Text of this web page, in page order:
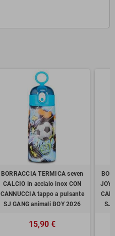
BORRACCIA TERMICA seven
CALCIO in acciaio inox CON
CANNUCCIA tappo a pulsante
SJ GANG animali BOY 2026
15,90 €
SJ